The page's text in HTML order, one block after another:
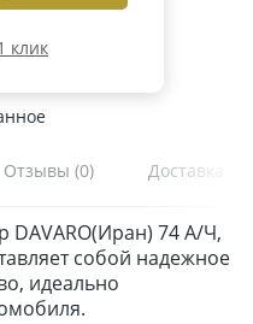
клик
Отзывы (0) Доставка и
DAVARO(Иран) 74 А/Ч,
собой надежное
идеально